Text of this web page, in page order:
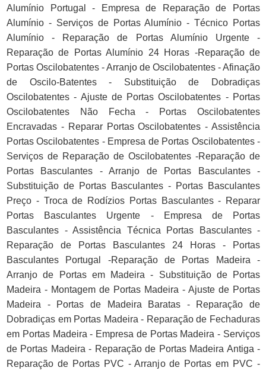
Alumínio Portugal - Empresa de Reparação de Portas
Alumínio - Serviços de Portas Alumínio - Técnico Portas
Alumínio - Reparação de Portas Alumínio Urgente -
Reparação de Portas Alumínio 24 Horas -Reparação de
Portas Oscilobatentes - Arranjo de Oscilobatentes - Afinação
de Oscilo-Batentes - Substituição de Dobradiças
Oscilobatentes - Ajuste de Portas Oscilobatentes - Portas
Oscilobatentes Não Fecha - Portas Oscilobatentes
Encravadas - Reparar Portas Oscilobatentes - Assistência
Portas Oscilobatentes - Empresa de Portas Oscilobatentes -
Serviços de Reparação de Oscilobatentes -Reparação de
Portas Basculantes - Arranjo de Portas Basculantes -
Substituição de Portas Basculantes - Portas Basculantes
Preço - Troca de Rodízios Portas Basculantes - Reparar
Portas Basculantes Urgente - Empresa de Portas
Basculantes - Assistência Técnica Portas Basculantes -
Reparação de Portas Basculantes 24 Horas - Portas
Basculantes Portugal -Reparação de Portas Madeira -
Arranjo de Portas em Madeira - Substituição de Portas
Madeira - Montagem de Portas Madeira - Ajuste de Portas
Madeira - Portas de Madeira Baratas - Reparação de
Dobradiças em Portas Madeira - Reparação de Fechaduras
em Portas Madeira - Empresa de Portas Madeira - Serviços
de Portas Madeira - Reparação de Portas Madeira Antiga -
Reparação de Portas PVC - Arranjo de Portas em PVC -